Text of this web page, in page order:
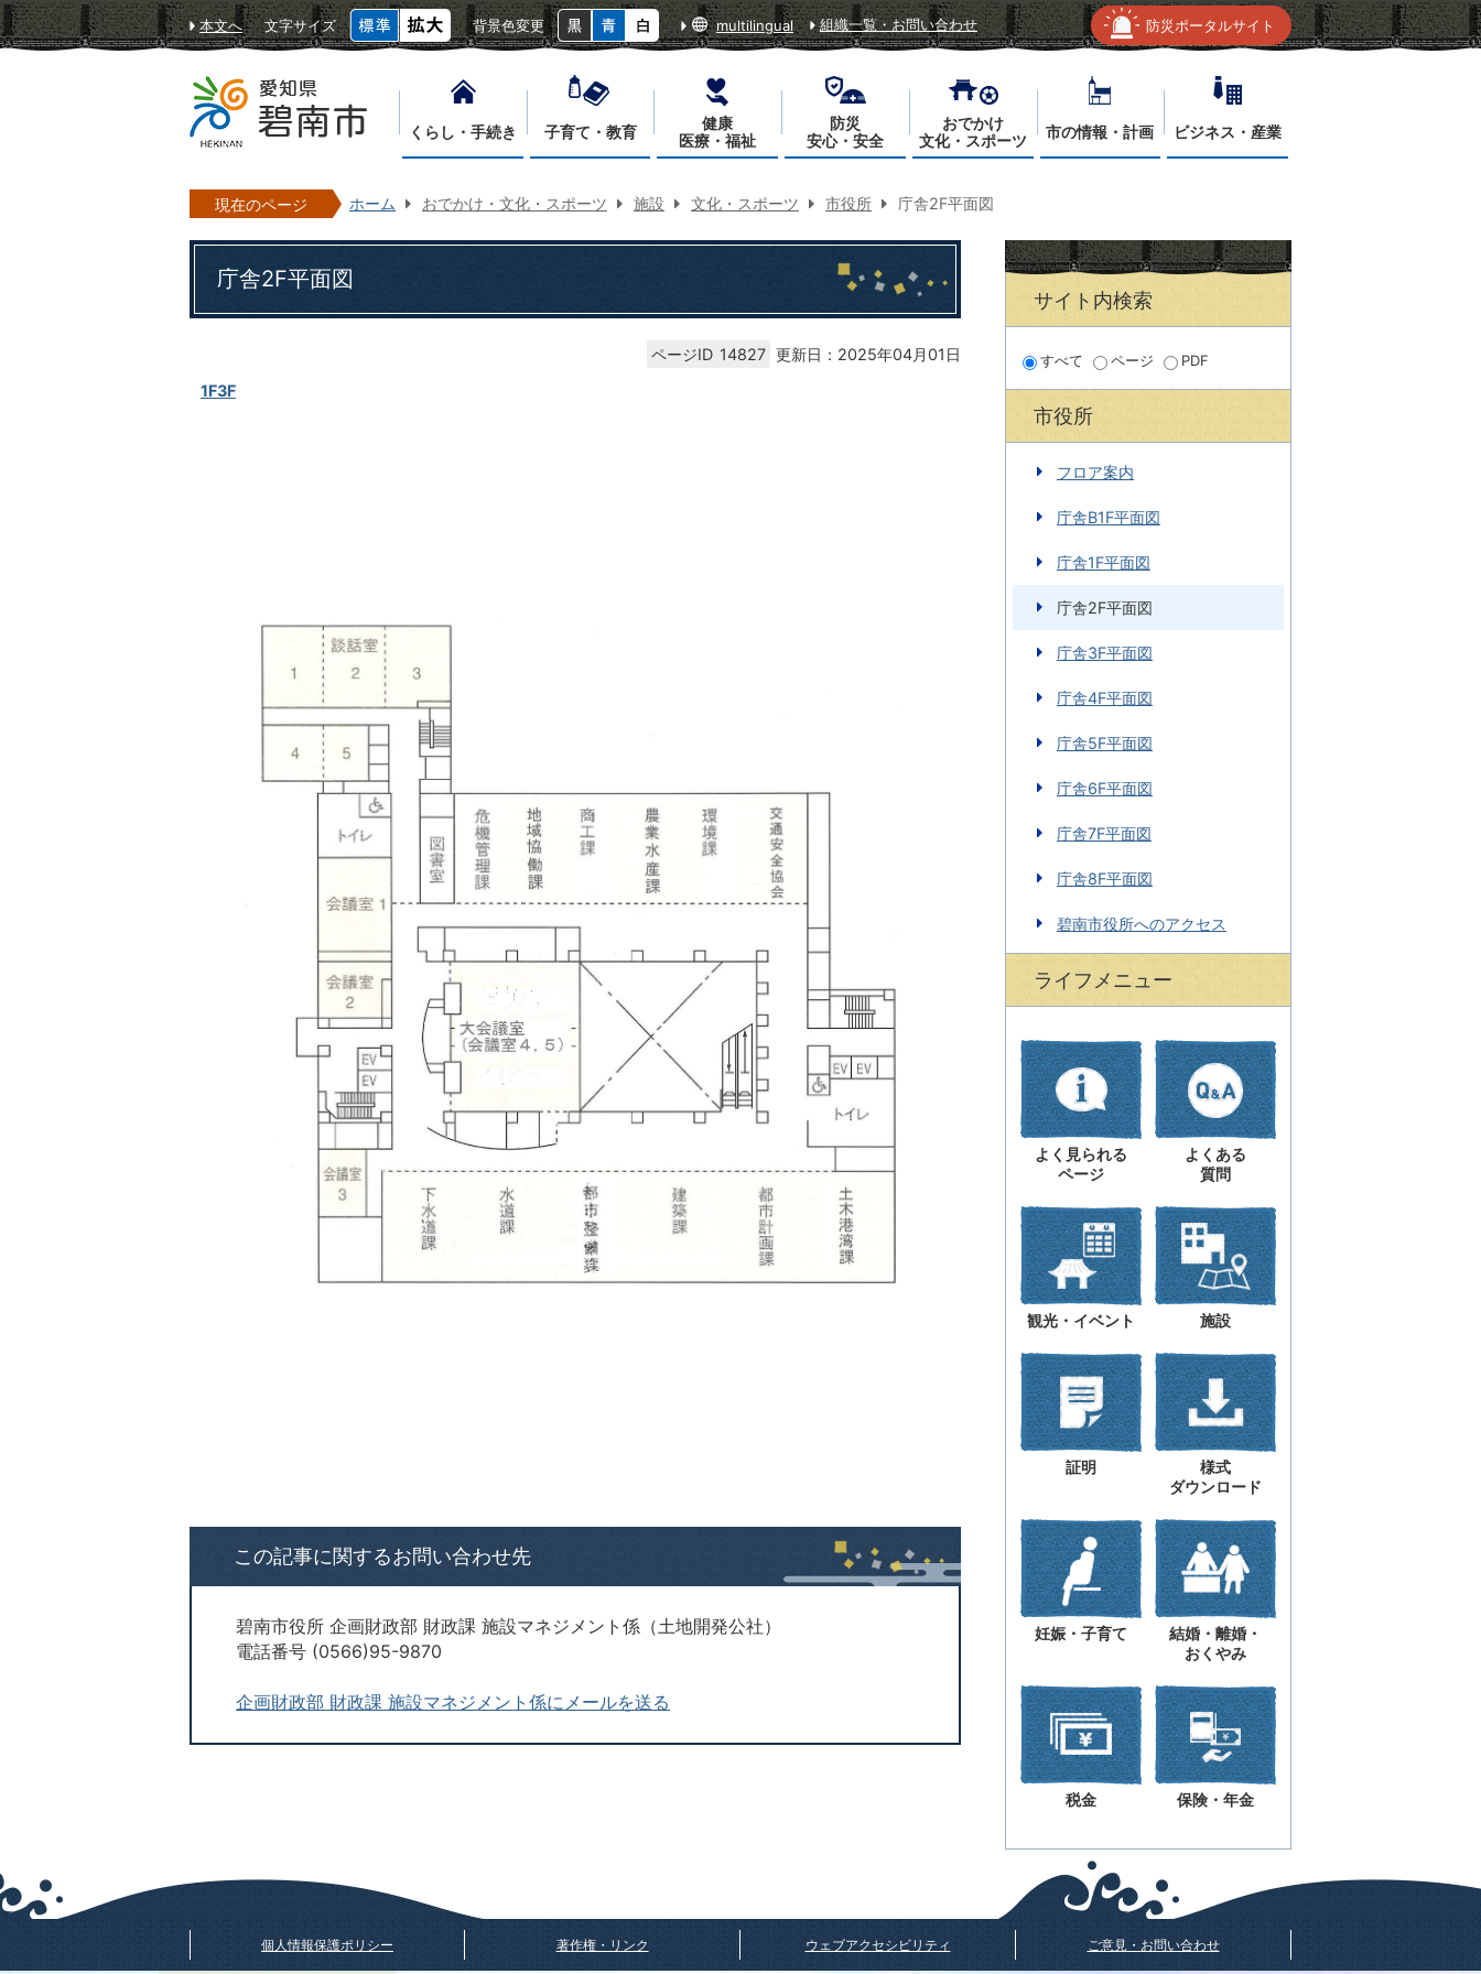
本文へ 文字サイズ 背景色変更 multilingual 組織一覧・お問い合わせ 防災ポータルサイト
くらし・手続き 子育て・教育
健康
医療・福祉
防災
安心・安全
おでかけ
文化・スポーツ
市の情報・計画 ビジネス・産業
現在のページ ホーム おでかけ・文化・スポーツ 施設 文化・スポーツ 市役所 庁舎2F平面図
庁舎2F平面図
ページID 14827 更新日：2025年04月01日
1F3F
この記事に関するお問い合わせ先
碧南市役所 企画財政部 財政課 施設マネジメント係（土地開発公社）
電話番号 (0566)95-9870
企画財政部 財政課 施設マネジメント係にメールを送る
サイト内検索
すべて ページ PDF
市役所
フロア案内
庁舎B1F平面図
庁舎1F平面図
庁舎2F平面図
庁舎3F平面図
庁舎4F平面図
庁舎5F平面図
庁舎6F平面図
庁舎7F平面図
庁舎8F平面図
碧南市役所へのアクセス
ライフメニュー
よく見られる
ページ
よくある
質問
観光・イベント 施設
証明
様式
ダウンロード
妊娠・子育て
結婚・離婚・
おくやみ
税金 保険・年金
個人情報保護ポリシー 著作権・リンク ウェブアクセシビリティ ご意見・お問い合わせ